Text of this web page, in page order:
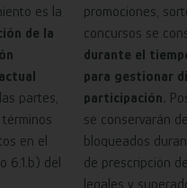
es la
de la
partes,
en el
6.1.b) del
promociones,
concursos se
durante el
para gestionar
participación.
se conservarán
bloqueados
de prescripción
legales y